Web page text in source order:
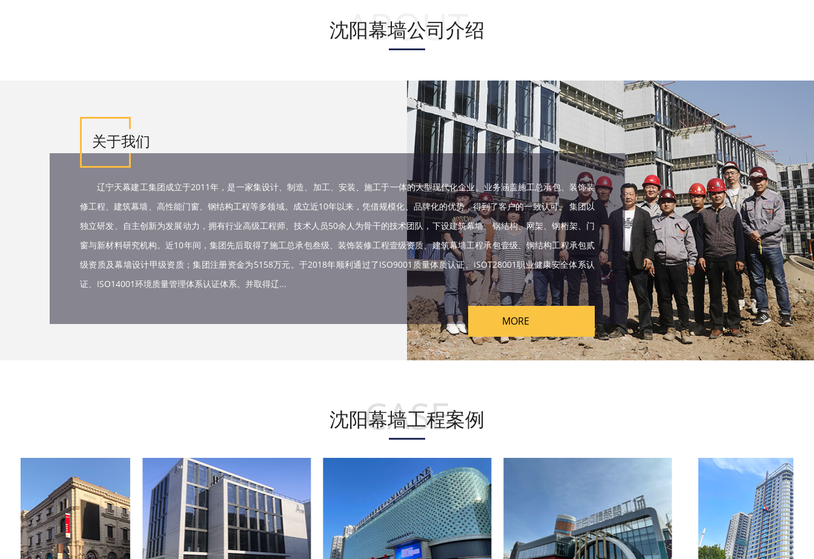
沈阳幕墙公司介绍
ABOUT
关于我们
辽宁天幕建工集团成立于2011年，是一家集设计、制造、加工、安装、施工于一体的大型现代化企业。业务涵盖施工总承包、装饰装
修工程、建筑幕墙、高性能门窗、钢结构工程等多领域。成立近10年以来，凭借规模化、品牌化的优势，得到了客户的一致认可。 集团以
独立研发、自主创新为发展动力，拥有行业高级工程师、技术人员50余人为骨干的技术团队，下设建筑幕墙、钢结构、网架、钢桁架、门
窗与新材料研究机构。近10年间，集团先后取得了施工总承包叁级、装饰装修工程壹级资质、建筑幕墙工程承包壹级、钢结构工程承包贰
级资质及幕墙设计甲级资质；集团注册资金为5158万元。于2018年顺利通过了ISO9001质量体质认证、ISOT28001职业健康安全体系认
证、ISO14001环境质量管理体系认证体系。并取得辽...
MORE
沈阳幕墙工程案例
CASE